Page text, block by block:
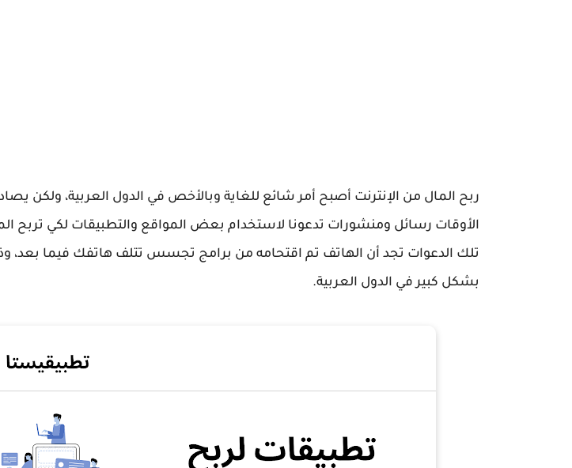
ربح المال من الإنترنت أصبح أمر شائع للغاية وبالأخص في الدول العربية، ولكن
الأوقات رسائل ومنشورات تدعونا لاستخدام بعض المواقع والتطبيقات لكي تربح
تلك الدعوات تجد أن الهاتف تم اقتحامه من برامج تجسس تتلف هاتفك فيما بعد،
بشكل كبير في الدول العربية.